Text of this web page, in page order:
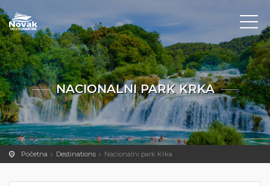
NACIONALNI PARK KRKA
Početna Destinations Nacionalni park Krka